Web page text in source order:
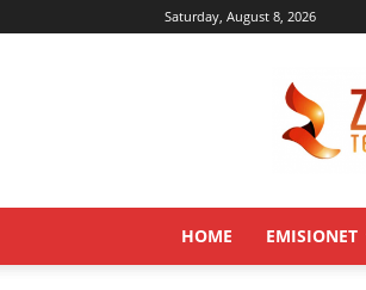
Saturday, August 8, 2026
HOME EMISIONET